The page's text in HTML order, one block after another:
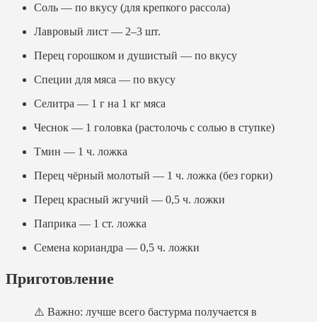
Соль — по вкусу (для крепкого рассола)
Лавровый лист — 2–3 шт.
Перец горошком и душистый — по вкусу
Специи для мяса — по вкусу
Селитра — 1 г на 1 кг мяса
Чеснок — 1 головка (растолочь с солью в ступке)
Тмин — 1 ч. ложка
Перец чёрный молотый — 1 ч. ложка (без горки)
Перец красный жгучий — 0,5 ч. ложки
Паприка — 1 ст. ложка
Семена кориандра — 0,5 ч. ложки
Приготовление
⚠️ Важно: лучше всего бастурма получается в